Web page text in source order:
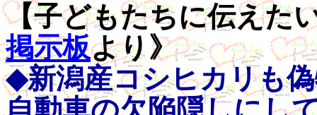
【子どもたちに伝えた
掲示板より》
◆新潟産コシヒカリも